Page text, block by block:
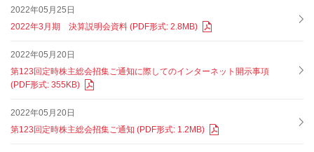
2022年05月25日
2022年3月期 決算説明会資料 (PDF形式: 2.8MB)
2022年05月20日
第123回定時株主総会招集ご通知に際してのインターネット開示事項
(PDF形式: 355KB)
2022年05月20日
第123回定時株主総会招集ご通知 (PDF形式: 1.2MB)